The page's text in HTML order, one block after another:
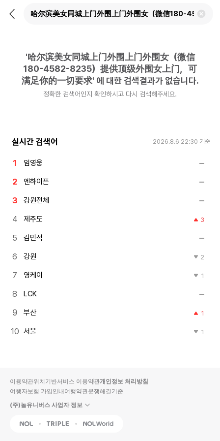
뒤
검
'哈尔滨美女同城上门外围上门外围女（微信
180-4582-8235）提供顶级外围女上门，可
满足你的一切要求' 에 대한 검색결과가 없습니다.
정확한 검색어인지 확인하시고 다시 검색해주세요.
실시간 검색어 2026.8.6 22:30 기준
임영웅
엔하이픈
강원전체
제주도 3
김민석
강원 2
영케이 1
LCK
부산 1
서울 1
이용약관위치기반서비스 이용약관개인정보 처리방침
여행자보험 가입안내여행약관분쟁해결기준
(주)놀유니버스 사업자 정보
NOL Triple Interpark Global